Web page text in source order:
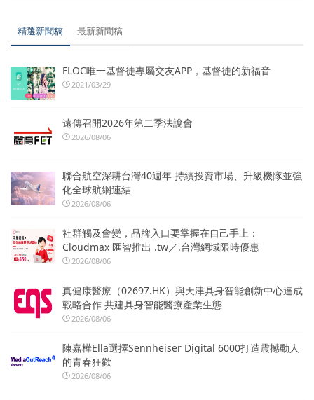
精選新聞稿 最新新聞稿
FLOC唯一基督徒專屬交友APP，基督徒的新福音
2021/03/29
遠傳召開2026年第二季法說會
2026/08/06
聯合航空深耕台灣40週年 持續投資市場、升級機隊並強
化全球航網連結
2026/08/06
社群觸及會變，品牌入口要掌握在自己手上：
Cloudmax 匯智推出 .tw／.台灣網域限時優惠
2026/08/06
真健康醫療（02697.HK）與天津具身智能創新中心達成
戰略合作 共建具身智能醫療產業生態
2026/08/06
陳嘉樺Ella選擇Sennheiser Digital 6000打造震撼動人
的青春狂歡
2026/08/06